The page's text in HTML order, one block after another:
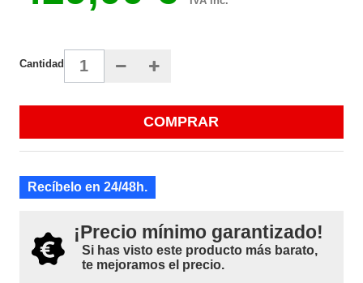
Cantidad
COMPRAR
Recíbelo en 24/48h.
¡Precio mínimo garantizado!
Si has visto este producto más barato,
te mejoramos el precio.